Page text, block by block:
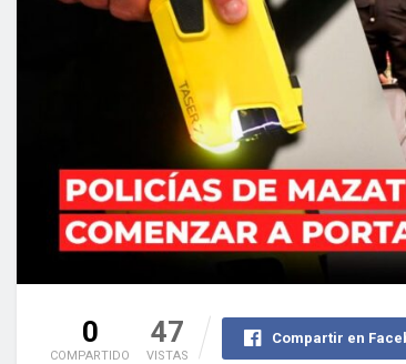
0
COMPARTIDO
47
VISTAS
Compartir en